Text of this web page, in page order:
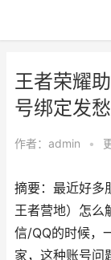
王者荣耀
号绑定发
作者： admin •
摘要：最近好多
王者营地）怎么
信/QQ的时候，
家，这种账号问